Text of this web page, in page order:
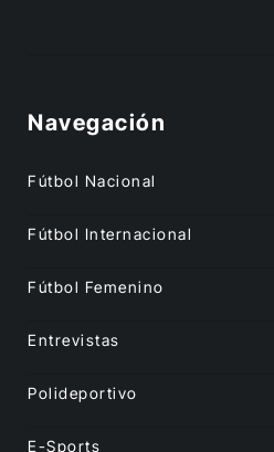
Navegación
Fútbol Nacional
Fútbol Internacional
Fútbol Femenino
Entrevistas
Polideportivo
E-Sports